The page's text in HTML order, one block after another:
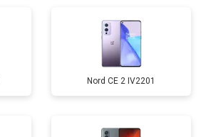
Nord CE 2 IV2201